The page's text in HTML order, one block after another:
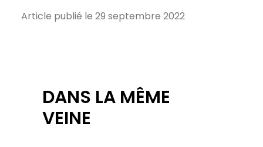
Article publié le 29 septembre 2022
DANS LA MÊME
VEINE